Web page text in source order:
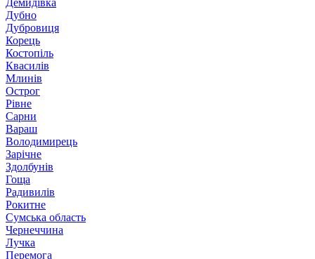
Демидівка
Дубно
Дубровиця
Корець
Костопіль
Квасилів
Млинів
Острог
Рівне
Сарни
Вараш
Володимирець
Зарічне
Здолбунів
Гоща
Радивилів
Рокитне
Сумська область
Чернеччина
Лучка
Перемога